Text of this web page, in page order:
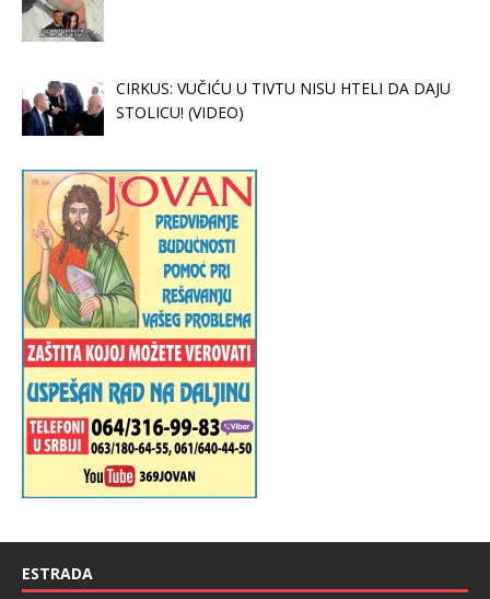
CIRKUS: VUČIĆU U TIVTU NISU HTELI DA DAJU
STOLICU! (VIDEO)
ESTRADA